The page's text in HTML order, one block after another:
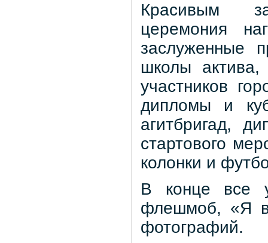
Красивым
церемония
заслуженные
школы
участников
дипломы и
агитбригад,
стартового
колонки и
В конце все
флешмоб, «Я
фотографий.